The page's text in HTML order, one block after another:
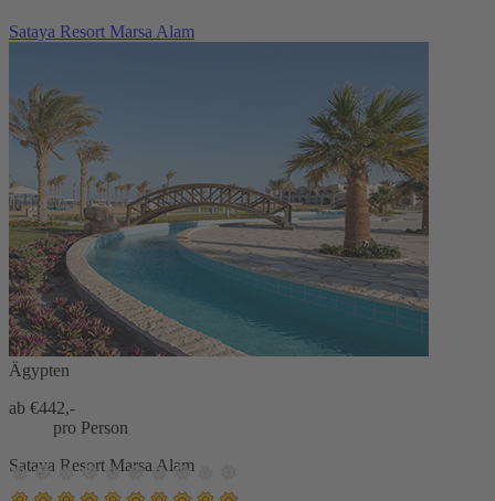
Sataya Resort Marsa Alam
Ägypten
ab €442,-
pro Person
Sataya Resort Marsa Alam